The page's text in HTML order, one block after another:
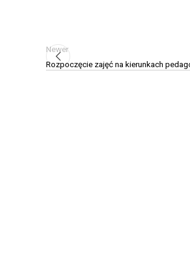
Newer
Rozpoczęcie zajęć na kierunkach